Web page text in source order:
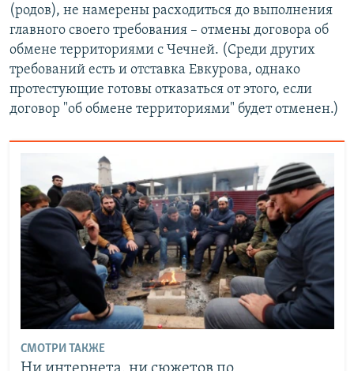
(родов), не намерены расходиться до выполнения
главного своего требования – отмены договора об
обмене территориями с Чечней. (Среди других
требований есть и отставка Евкурова, однако
протестующие готовы отказаться от этого, если
договор "об обмене территориями" будет отменен.)
СМОТРИ ТАКЖЕ